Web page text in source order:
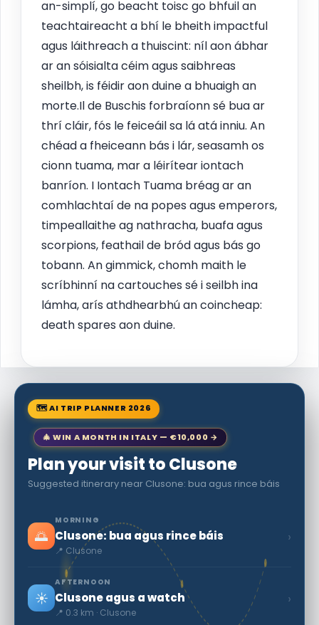
an-simplí, go beacht toisc go bhfuil an
teachtaireacht a bhí le bheith impactful
agus láithreach a thuiscint: níl aon ábhar
ar an sóisialta céim agus saibhreas
sheilbh, is féidir aon duine a bhuaigh an
morte.Il de Buschis forbraíonn sé bua ar
thrí cláir, fós le feiceáil sa lá atá inniu. An
chéad a fheiceann bás i lár, seasamh os
cionn tuama, mar a léirítear iontach
banríon. I Iontach Tuama bréag ar an
comhlachtaí de na popes agus emperors,
timpeallaithe ag nathracha, buafa agus
scorpions, feathail de bród agus bás go
tobann. An gimmick, chomh maith le
scríbhinní na cartouches sé i seilbh ina
lámha, arís athdhearbhú an coincheap:
death spares aon duine.
🗺 AI TRIP PLANNER 2026
🎄 WIN A MONTH IN ITALY — €10,000 →
Plan your visit to Clusone
Suggested itinerary near Clusone: bua agus rince báis
🌅
MORNING
Clusone: bua agus rince báis
📍 Clusone
›
☀️
AFTERNOON
Clusone agus a watch
📍 0.3 km · Clusone
›